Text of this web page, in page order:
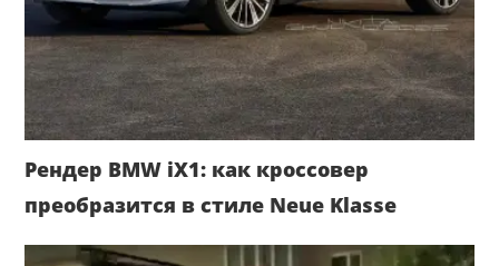
Рендер BMW iX1: как кроссовер
преобразится в стиле Neue Klasse